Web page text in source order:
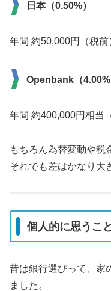
日本（0.50%）
年間 約50,000円（税前
Openbank（4.00%
年間 約400,000円相当
もちろん為替変動や税
それでも差はかなり大
個人的に思うこと
昔は銀行選びって、家
ました。